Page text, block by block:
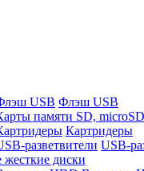
Флэш USB
Картридеры
USB-
диски